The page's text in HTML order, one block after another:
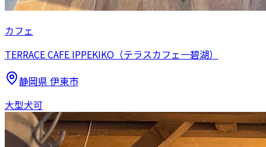
カフェ
TERRACE CAFE IPPEKIKO（テラスカフェ一碧湖）
静岡県 伊東市
大型犬可